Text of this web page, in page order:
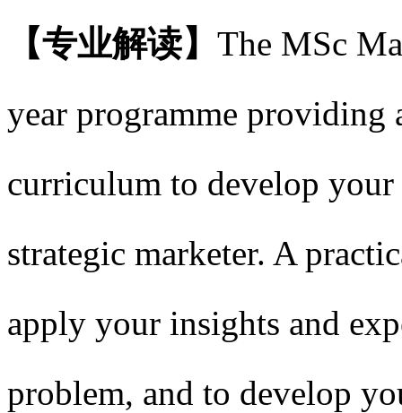
【专业解读】 The MSc
year programme providing
curriculum to develop
strategic marketer. A
apply your insights and
problem, and to develop